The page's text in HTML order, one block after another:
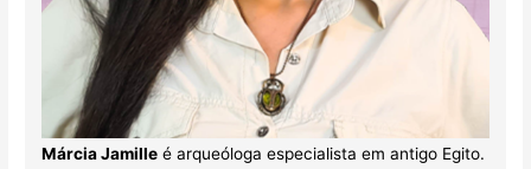
Márcia Jamilleé arqueóloga especialista em antigo Egito.